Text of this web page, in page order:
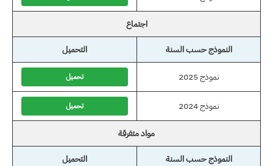
اجتماع
النموذج حسب السنة
التحميل
نموذج 2025 تحميل
نموذج 2024 تحميل
مواد متفرقة
النموذج حسب السنة
التحميل